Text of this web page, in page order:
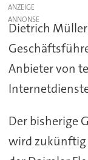
ANZEIGE
Dietrich
Anbieter von
Der bisherige
wird zukünftig